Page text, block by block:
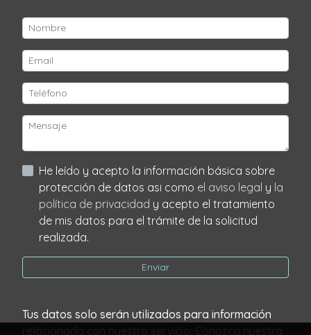
He leído y acepto la información básica sobre
protección de datos asi como el aviso legal y la
política de privacidad y acepto el tratamiento
de mis datos para el trámite de la solicitud
realizada.
Enviar
Tus datos solo serán utilizados para información